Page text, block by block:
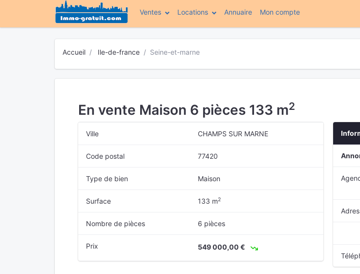
Ventes Locations Annuaire Mon compte(current)
Accueil Ile-de-france Seine-et-marne
En vente Maison 6 pièces 133 m2
Ville CHAMPS SUR MARNE
Code postal 77420
Type de bien Maison
Surface 133 m2
Nombre de pièces 6 pièces
Prix 549 000,00 €